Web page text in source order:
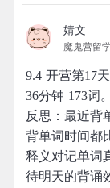
婧文
魔鬼营留
9.4 开营第17天
36分钟 173词
反思：最近背
背单词时间都
释义对记单词
待明天的背诵